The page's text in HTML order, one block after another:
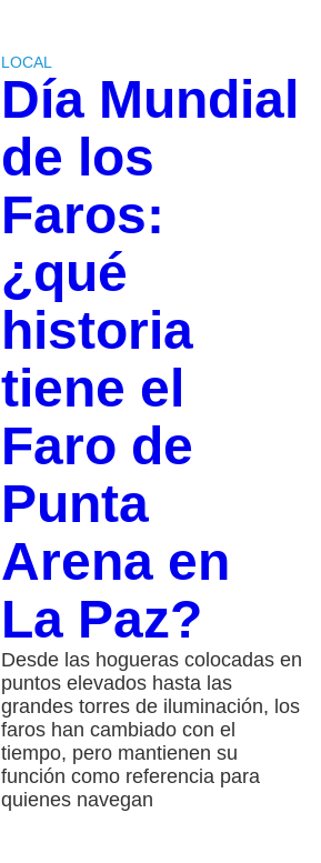
LOCAL
Día Mundial
de los
Faros:
¿qué
historia
tiene el
Faro de
Punta
Arena en
La Paz?
Desde las hogueras colocadas en
puntos elevados hasta las
grandes torres de iluminación, los
faros han cambiado con el
tiempo, pero mantienen su
función como referencia para
quienes navegan